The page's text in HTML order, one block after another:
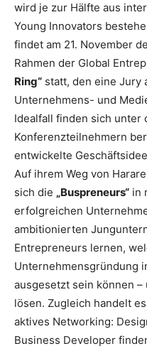
wird je zur Hälfte aus
Young Innovators
findet am 21. November
Rahmen der Global
Ring“ statt, den eine Jury
Unternehmens- und
Idealfall finden sich unter
Konferenzteilnehmern
entwickelte
Auf ihrem Weg von
sich die „Buspreneurs“ in
erfolgreichen
ambitionierten
Entrepreneurs lernen,
Unternehmensgründung
ausgesetzt sein können
lösen. Zugleich handelt
aktives Networking:
Business Developer